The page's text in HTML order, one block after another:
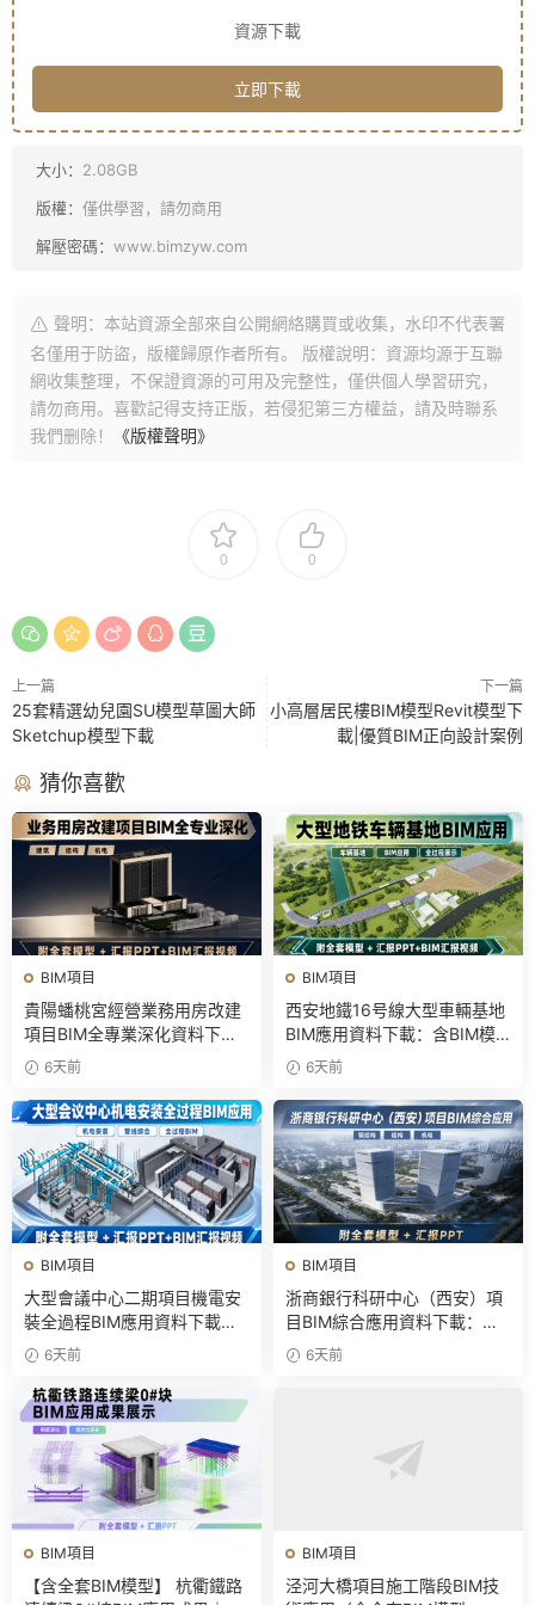
資源下載
立即下載
大小： 2.08GB
版權： 僅供學習，請勿商用
解壓密碼： www.bimzyw.com
聲明：本站資源全部來自公開網絡購買或收集，水印不代表署
名僅用于防盜，版權歸原作者所有。 版權說明：資源均源于互聯
網收集整理，不保證資源的可用及完整性，僅供個人學習研究，
請勿商用。喜歡記得支持正版，若侵犯第三方權益，請及時聯系
我們删除！
《版權聲明》
0 0
上一篇
25套精選幼兒園SU模型草圖大師
Sketchup模型下載
下一篇
小高層居民樓BIM模型Revit模型下
載|優質BIM正向設計案例
猜你喜歡
BIM項目
貴陽蟠桃宮經營業務用房改建
項目BIM全專業深化資料下
載：含模型、彙報PPT及演示
視頻
6天前
BIM項目
西安地鐵16号線大型車輛基地
BIM應用資料下載：含BIM模
型、彙報PPT及演示視頻
6天前
BIM項目
大型會議中心二期項目機電安
裝全過程BIM應用資料下載：
含BIM模型、彙報PPT及視頻
6天前
BIM項目
浙商銀行科研中心（西安）項
目BIM綜合應用資料下載：含
全套BIM模型、彙報PPT
6天前
BIM項目
【含全套BIM模型】 杭衢鐵路
BIM項目
泾河大橋項目施工階段BIM技